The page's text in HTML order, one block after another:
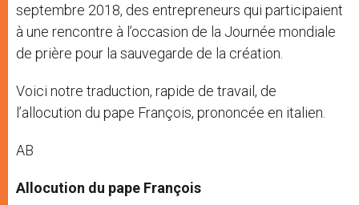
septembre 2018, des entrepreneurs qui participaient
à une rencontre à l’occasion de la Journée mondiale
de prière pour la sauvegarde de la création.
Voici notre traduction, rapide de travail, de
l’allocution du pape François, prononcée en italien.
AB
Allocution du pape François